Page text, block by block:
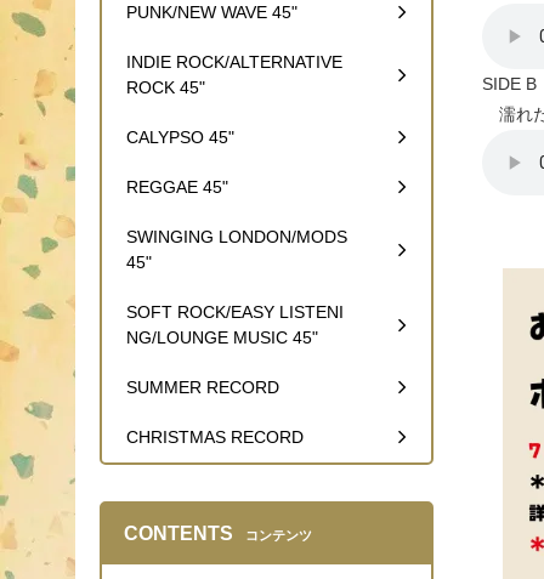
SIDE B
濡れ
PUNK/NEW WAVE 45"
INDIE ROCK/ALTERNATIVE
ROCK 45"
CALYPSO 45"
REGGAE 45"
SWINGING LONDON/MODS
45"
SOFT ROCK/EASY LISTENI
NG/LOUNGE MUSIC 45"
SUMMER RECORD
CHRISTMAS RECORD
CONTENTS コンテンツ